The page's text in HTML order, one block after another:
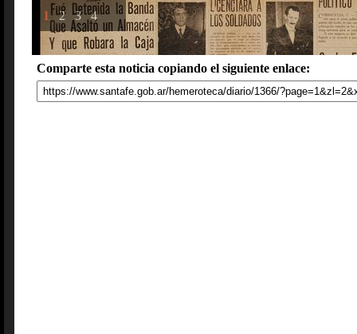
1 2 3 4
Comparte esta noticia copiando el siguiente enlace: